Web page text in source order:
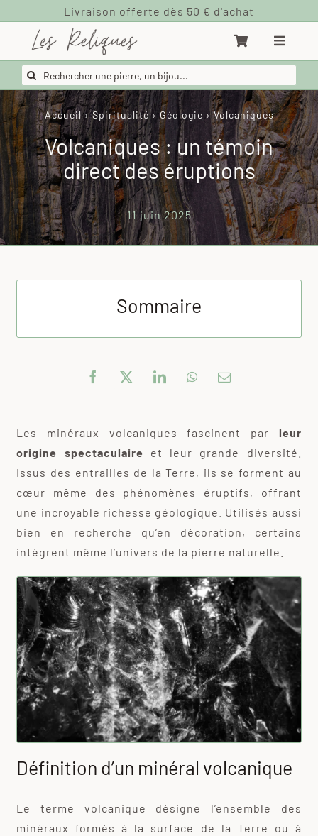
contenu
Rechercher:
Accueil›Spiritualité›Géologie ›Volcaniques
Volcaniques : un témoin
direct des éruptions
11 juin 2025
Sommaire
Les minéraux volcaniques fascinent par leur
origine spectaculaire et leur grande diversité.
Issus des entrailles de la Terre, ils se forment au
cœur même des phénomènes éruptifs, offrant
une incroyable richesse géologique. Utilisés aussi
bien en recherche qu’en décoration, certains
intègrent même l’univers de la pierre naturelle.
Définition d’un minéral volcanique
Le terme volcanique désigne l’ensemble des
minéraux formés à la surface de la Terre ou à